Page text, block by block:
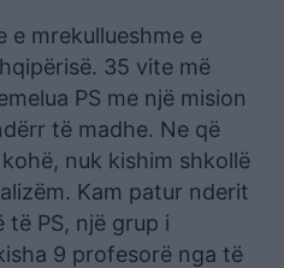
e mrekullueshme e
35 vite më
PS me një mision
të madhe. Ne që
nuk kishim shkollë
Kam patur nderit
PS, një grup i
9 profesorë nga të